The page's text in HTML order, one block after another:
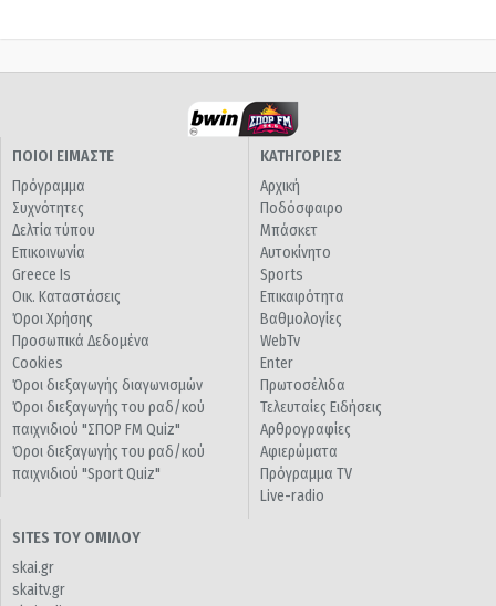
ΠΟΙΟΙ ΕΙΜΑΣΤΕ
Πρόγραμμα
Συχνότητες
Δελτία τύπου
Επικοινωνία
Greece Is
Οικ. Καταστάσεις
Όροι Χρήσης
Προσωπικά Δεδομένα
Cookies
Όροι διεξαγωγής διαγωνισμών
Όροι διεξαγωγής του ραδ/κού
παιχνιδιού "ΣΠΟΡ FM Quiz"
Όροι διεξαγωγής του ραδ/κού
παιχνιδιού "Sport Quiz"
ΚΑΤΗΓΟΡΙΕΣ
Αρχική
Ποδόσφαιρο
Μπάσκετ
Αυτοκίνητο
Sports
Επικαιρότητα
Βαθμολογίες
WebTv
Enter
Πρωτοσέλιδα
Τελευταίες Ειδήσεις
Αρθρογραφίες
Αφιερώματα
Πρόγραμμα TV
Live-radio
SITES ΤΟΥ ΟΜΙΛΟΥ
skai.gr
skaitv.gr